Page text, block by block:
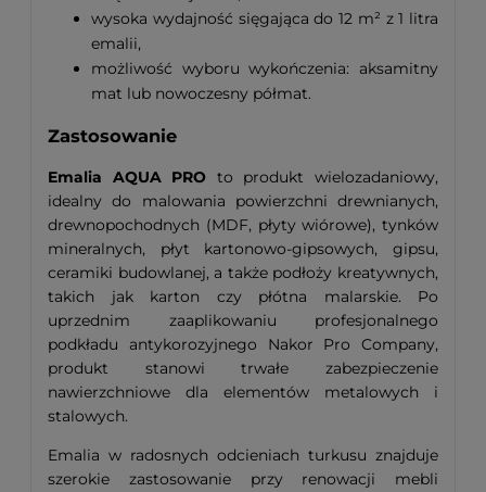
wysoka wydajność sięgająca do 12 m² z 1 litra
emalii,
możliwość wyboru wykończenia: aksamitny
mat lub nowoczesny półmat.
Zastosowanie
Emalia AQUA PRO to produkt wielozadaniowy,
idealny do malowania powierzchni drewnianych,
drewnopochodnych (MDF, płyty wiórowe), tynków
mineralnych, płyt kartonowo-gipsowych, gipsu,
ceramiki budowlanej, a także podłoży kreatywnych,
takich jak karton czy płótna malarskie. Po
uprzednim zaaplikowaniu profesjonalnego
podkładu antykorozyjnego Nakor Pro Company,
produkt stanowi trwałe zabezpieczenie
nawierzchniowe dla elementów metalowych i
stalowych.
Emalia w radosnych odcieniach turkusu znajduje
szerokie zastosowanie przy renowacji mebli